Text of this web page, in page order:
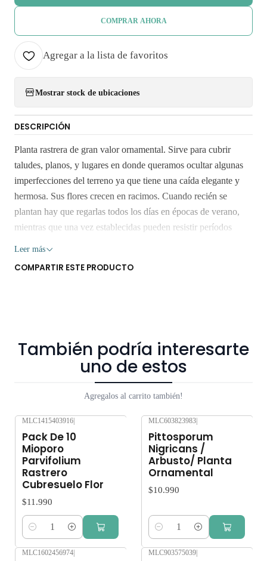
COMPRAR AHORA
Agregar a la lista de favoritos
Mostrar stock de ubicaciones
DESCRIPCIÓN
Planta rastrera de gran valor ornamental. Sirve para cubrir
taludes, planos, y lugares en donde queramos ocultar algunas
imperfecciones del terreno ya que tiene una caída elegante y
hermosa. Sus flores crecen en racimos. Cuando recién se
plantan hay que regarlas todos los días en épocas de verano,
mientras que una vez establecidas pueden resistir períodos
realizados dentro 3 a 7 días hábiles. No envíamos a regiones.
Leer más
COMPARTIR ESTE PRODUCTO
También podría interesarte
uno de estos
Agregalos al carrito también!
MLC1415403916
Pack De 10
Mioporo
Parvifolium
Rastrero
Cubresuelo Flor
$11.990
Cantidad
MLC603823983
Pittosporum
Nigricans /
Arbusto/ Planta
Ornamental
$10.990
Cantidad
MLC1602456974 MLC903575039